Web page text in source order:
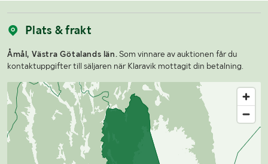
Plats & frakt
Åmål, Västra Götalands län. Som vinnare av auktionen får du
kontaktuppgifter till säljaren när Klaravik mottagit din betalning.